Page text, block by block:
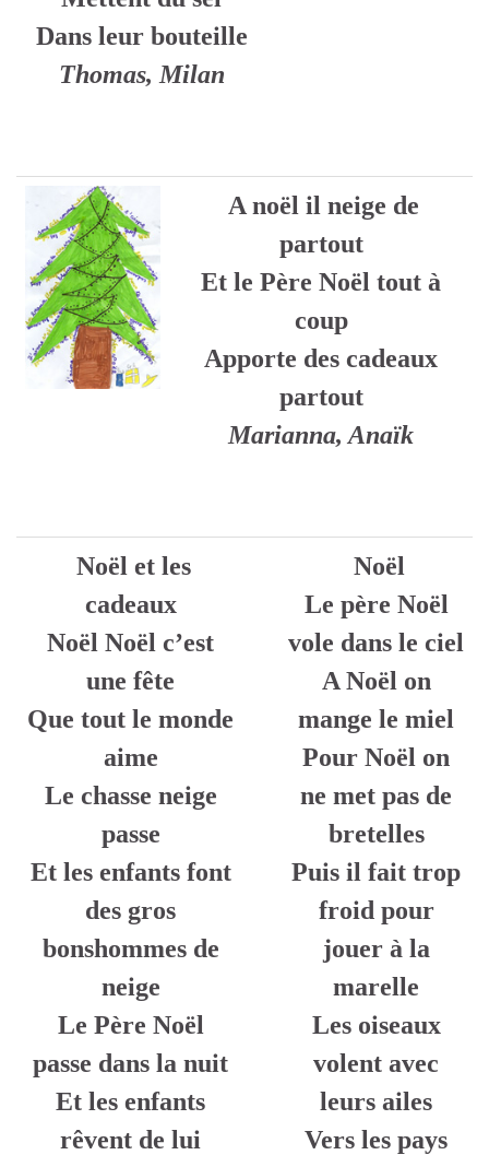
Dans leur bouteille
Thomas, Milan
A noël il neige de
partout
Et le Père Noël tout à
coup
Apporte des cadeaux
partout
Marianna, Anaïk
Noël et les
cadeaux
Noël Noël c’est
une fête
Que tout le monde
aime
Le chasse neige
passe
Et les enfants font
des gros
bonshommes de
neige
Le Père Noël
passe dans la nuit
Et les enfants
rêvent de lui
Noël
Le père Noël
vole dans le ciel
A Noël on
mange le miel
Pour Noël on
ne met pas de
bretelles
Puis il fait trop
froid pour
jouer à la
marelle
Les oiseaux
volent avec
leurs ailes
Vers les pays